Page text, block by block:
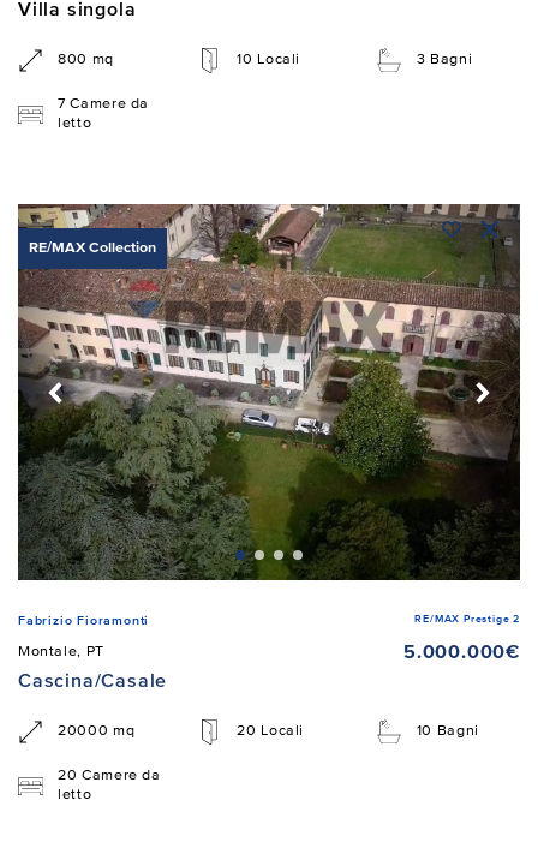
Villa singola
800 mq 10 Locali 3 Bagni
7 Camere da
letto
RE/MAX Collection
Fabrizio Fioramonti RE/MAX Prestige 2
Montale, PT
5.000.000€
Cascina/Casale
20000 mq 20 Locali 10 Bagni
20 Camere da
letto